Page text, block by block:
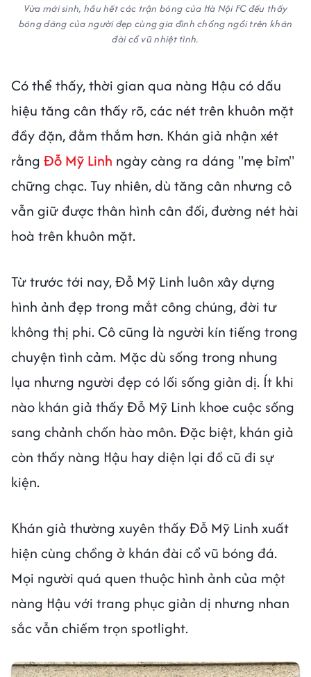
Vừa mới sinh, hầu hết các trận bóng của Hà Nội FC đều thấy
bóng dáng của người đẹp cùng gia đình chồng ngồi trên khán
đài cổ vũ nhiệt tình.
Có thể thấy, thời gian qua nàng Hậu có dấu
hiệu tăng cân thấy rõ, các nét trên khuôn mặt
đầy đặn, đằm thắm hơn. Khán giả nhận xét
rằng Đỗ Mỹ Linh ngày càng ra dáng "mẹ bỉm"
chững chạc. Tuy nhiên, dù tăng cân nhưng cô
vẫn giữ được thân hình cân đối, đường nét hài
hoà trên khuôn mặt.
Từ trước tới nay, Đỗ Mỹ Linh luôn xây dựng
hình ảnh đẹp trong mắt công chúng, đời tư
không thị phi. Cô cũng là người kín tiếng trong
chuyện tình cảm. Mặc dù sống trong nhung
lụa nhưng người đẹp có lối sống giản dị. Ít khi
nào khán giả thấy Đỗ Mỹ Linh khoe cuộc sống
sang chảnh chốn hào môn. Đặc biệt, khán giả
còn thấy nàng Hậu hay diện lại đồ cũ đi sự
kiện.
Khán giả thường xuyên thấy Đỗ Mỹ Linh xuất
hiện cùng chồng ở khán đài cổ vũ bóng đá.
Mọi người quá quen thuộc hình ảnh của một
nàng Hậu với trang phục giản dị nhưng nhan
sắc vẫn chiếm trọn spotlight.